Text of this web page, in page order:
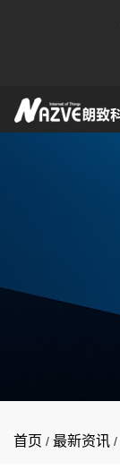
首页 / 最新资讯 /